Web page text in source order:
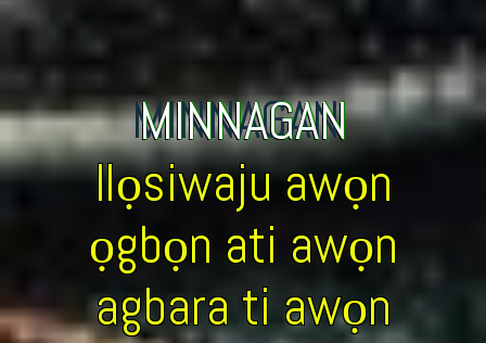
MINNAGAN
Ilọsiwaju awọn
ọgbọn ati awọn
agbara ti awọn